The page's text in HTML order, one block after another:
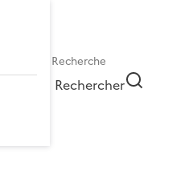
Rechercher